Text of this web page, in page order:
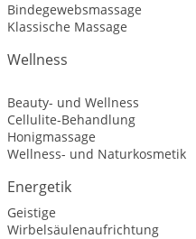
Bindegewebsmassage
Klassische Massage
Wellness
Beauty- und Wellness
Cellulite-Behandlung
Honigmassage
Wellness- und Naturkosmetik
Energetik
Geistige
Wirbelsäulenaufrichtung